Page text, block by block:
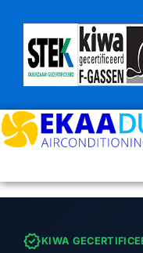
content
verifiedKIWA